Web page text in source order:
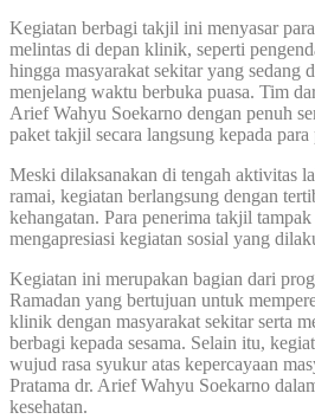
Kegiatan berbagi takjil ini menyasar
melintas di depan klinik, seperti
hingga masyarakat sekitar yang sedang
menjelang waktu berbuka puasa. Tim
Arief Wahyu Soekarno dengan penuh
paket takjil secara langsung kepada para
Meski dilaksanakan di tengah aktivitas
ramai, kegiatan berlangsung dengan
kehangatan. Para penerima takjil tampak
mengapresiasi kegiatan sosial yang
Kegiatan ini merupakan bagian dari
Ramadan yang bertujuan untuk
klinik dengan masyarakat sekitar serta
berbagi kepada sesama. Selain itu,
wujud rasa syukur atas kepercayaan
Pratama dr. Arief Wahyu Soekarno
kesehatan.